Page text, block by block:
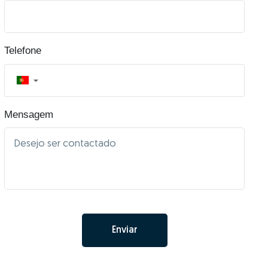
Telefone
▼
Mensagem
Enviar